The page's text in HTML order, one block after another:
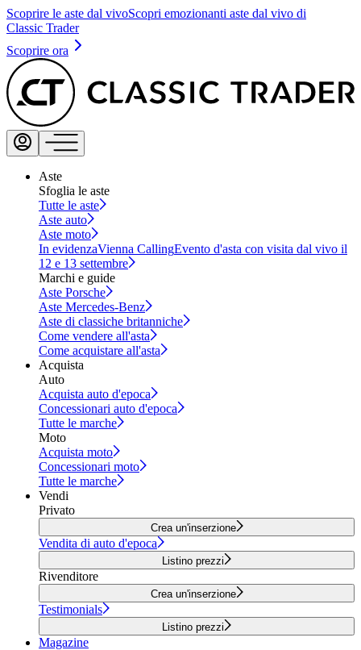
Scoprire le aste dal vivoScopri emozionanti aste dal vivo di
Classic Trader
Scoprire ora
Aste
Sfoglia le aste
Tutte le aste
Aste auto
Aste moto
In evidenzaVienna CallingEvento d'asta con visita dal vivo il
12 e 13 settembre
Marchi e guide
Aste Porsche
Aste Mercedes-Benz
Aste di classiche britanniche
Come vendere all'asta
Come acquistare all'asta
Acquista
Auto
Acquista auto d'epoca
Concessionari auto d'epoca
Tutte le marche
Moto
Acquista moto
Concessionari moto
Tutte le marche
Vendi
Privato
Crea un'inserzione
Vendita di auto d'epoca
Listino prezzi
Rivenditore
Crea un'inserzione
Testimonials
Listino prezzi
Magazine